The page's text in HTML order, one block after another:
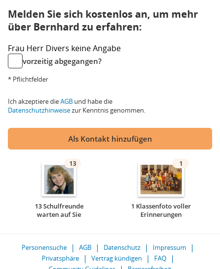
Melden Sie sich kostenlos an, um mehr
über Bernhard zu erfahren:
Frau Herr Divers keine Angabe
vorzeitig abgegangen?
* Pflichtfelder
Ich akzeptiere dieAGB und habe die
Datenschutzhinweisezur Kenntnis genommen.
Als Kontakt hinzufügen
13
13 Schulfreunde
warten auf Sie
1
1 Klassenfoto voller
Erinnerungen
Personensuche AGB Datenschutz
Impressum
Privatsphäre
Vertrag kündigen
FAQ